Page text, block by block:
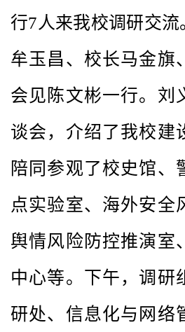
行7人来我校调研交
牟玉昌、校长马金旗
会见陈文彬一行。刘
谈会，介绍了我校建
陪同参观了校史馆、
点实验室、海外安全
舆情风险防控推演室
中心等。下午，调研
研处、信息化与网络